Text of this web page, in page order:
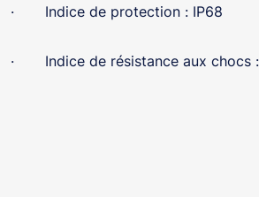
· Indice de protection : IP68
· Indice de résistance aux chocs :